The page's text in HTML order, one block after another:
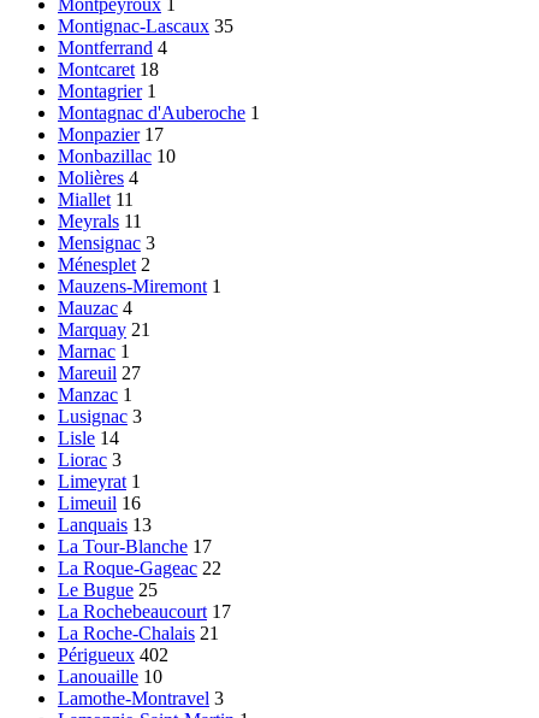
Montpeyroux 1
Montignac-Lascaux 35
Montferrand 4
Montcaret 18
Montagrier 1
Montagnac d'Auberoche 1
Monpazier 17
Monbazillac 10
Molières 4
Miallet 11
Meyrals 11
Mensignac 3
Ménesplet 2
Mauzens-Miremont 1
Mauzac 4
Marquay 21
Marnac 1
Mareuil 27
Manzac 1
Lusignac 3
Lisle 14
Liorac 3
Limeyrat 1
Limeuil 16
Lanquais 13
La Tour-Blanche 17
La Roque-Gageac 22
Le Bugue 25
La Rochebeaucourt 17
La Roche-Chalais 21
Périgueux 402
Lanouaille 10
Lamothe-Montravel 3